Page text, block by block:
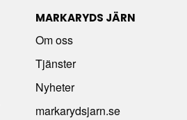
MARKARYDS JÄRN
Om oss
Tjänster
Nyheter
markarydsjarn.se